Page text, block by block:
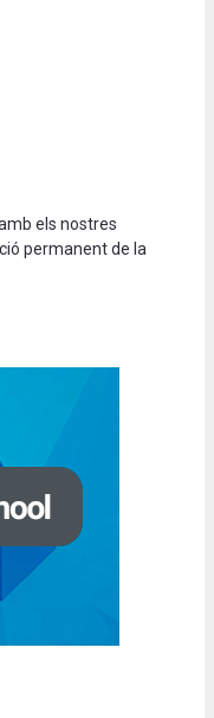
els nostres
permanent de la